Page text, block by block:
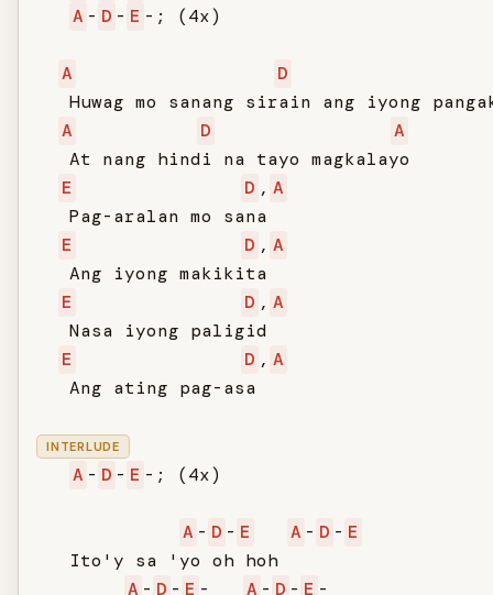
A - D - E -; (4x)
A
D
Huwag mo sanang sirain ang iyong
A
D
A
   At nang hindi na tayo magkalayo
E
D , A
   Pag-aralan mo sana
E
D , A
   Ang iyong makikita
E
D , A
   Nasa iyong paligid
E
D , A
   Ang ating pag-asa
INTERLUDE
A - D - E -; (4x)
A - D - E A - D - E
   Ito'y sa 'yo oh hoh
A - D - E - A - D - E -